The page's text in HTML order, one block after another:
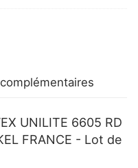
UNILITE 6605 RD
FRANCE - Lot de